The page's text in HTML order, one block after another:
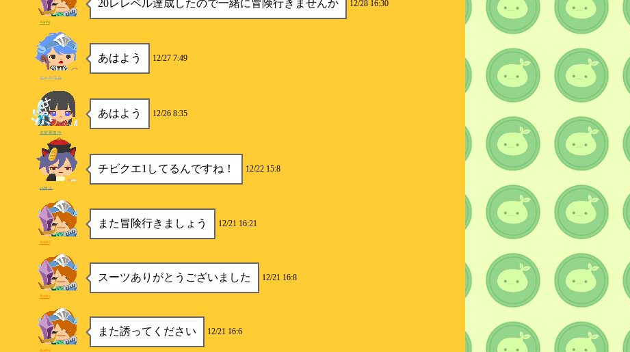
20レレベル達成したので一緒に冒険行きませんか 12/28 16:30
Asuhi
あはよう 12/27 7:49
ナトリウム
あはよう 12/26 8:35
名前募集中
チビクエ1してるんですね！ 12/22 15:8
ハサミ
また冒険行きましょう 12/21 16:21
Asuhi
スーツありがとうございました 12/21 16:8
Asuhi
また誘ってください 12/21 16:6
Asuhi